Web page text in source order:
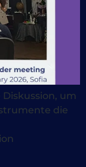
um
die